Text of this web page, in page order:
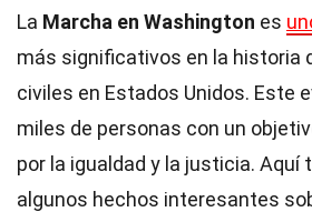
La Marcha en Washington es
más significativos en la historia
civiles en Estados Unidos. Este
miles de personas con un
por la igualdad y la justicia. Aquí
algunos hechos interesantes